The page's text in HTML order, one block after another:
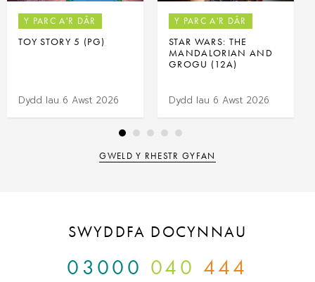
Y PARC A'R DÂR
TOY STORY 5 (PG)
Dydd Iau 6 Awst 2026
Y PARC A'R DÂR
STAR WARS: THE
MANDALORIAN AND
GROGU (12A)
Dydd Iau 6 Awst 2026
GWELD Y RHESTR GYFAN
SWYDDFA DOCYNNAU
03000 040 444